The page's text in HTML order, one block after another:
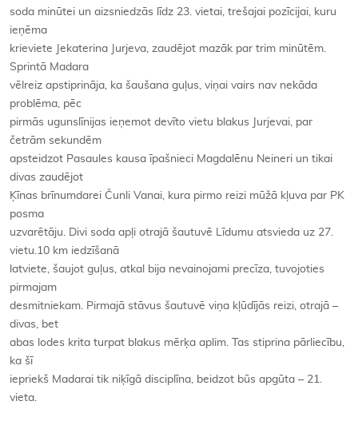
soda minūtei un aizsniedzās līdz 23. vietai, trešajai pozīcijai, kuru
ieņēma
krieviete Jekaterina Jurjeva, zaudējot mazāk par trim minūtēm.
Sprintā Madara
vēlreiz apstiprināja, ka šaušana guļus, viņai vairs nav nekāda
problēma, pēc
pirmās ugunslīnijas ieņemot devīto vietu blakus Jurjevai, par
četrām sekundēm
apsteidzot Pasaules kausa īpašnieci Magdalēnu Neineri un tikai
divas zaudējot
Ķīnas brīnumdarei Čunli Vanai, kura pirmo reizi mūžā kļuva par PK
posma
uzvarētāju. Divi soda apļi otrajā šautuvē Līdumu atsvieda uz 27.
vietu.10 km iedzīšanā
latviete, šaujot guļus, atkal bija nevainojami precīza, tuvojoties
pirmajam
desmitniekam. Pirmajā stāvus šautuvē viņa kļūdījās reizi, otrajā –
divas, bet
abas lodes krita turpat blakus mērķa aplim. Tas stiprina pārliecību,
ka šī
iepriekš Madarai tik niķīgā disciplīna, beidzot būs apgūta – 21.
vieta.